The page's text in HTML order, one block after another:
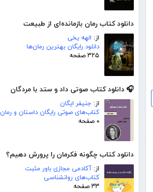
دانلود کتاب رمان بازمانده‌ای از طبیعت
از: الهه یخی
دانلود رایگان بهترین رمان‌ها
۳۲۵ صفحه
🎧 دانلود کتاب صوتی داد و ستد با مردگان
از: جنیفر ایگان
کتاب‌های صوتی رایگان داستان و رمان
۰ صفحه
دانلود کتاب چگونه فکرمان را پرورش دهیم؟
از: آکادمی مجازی باور مثبت
کتاب‌های روانشناسی
۳۳ صفحه